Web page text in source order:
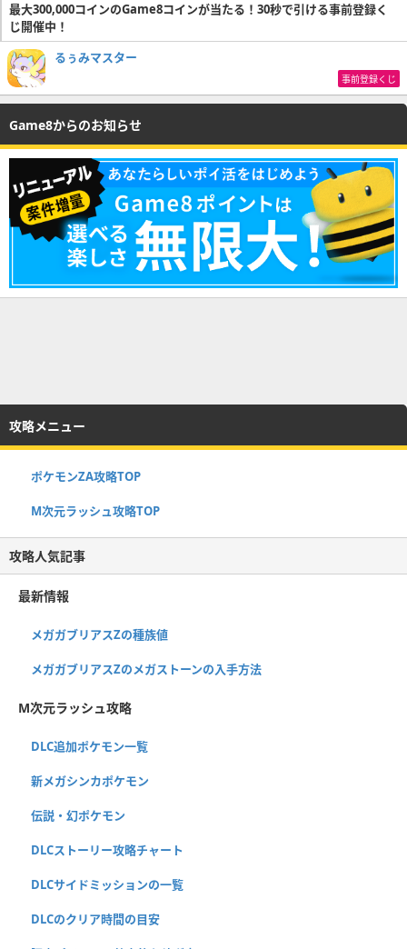
最大300,000コインのGame8コインが当たる！30秒で引ける事前登録く
じ開催中！
るぅみマスター
事前登録くじ
Game8からのお知らせ
攻略メニュー
ポケモンZA攻略TOP
M次元ラッシュ攻略TOP
攻略人気記事
最新情報
メガガブリアスZの種族値
メガガブリアスZのメガストーンの入手方法
M次元ラッシュ攻略
DLC追加ポケモン一覧
新メガシンカポケモン
伝説・幻ポケモン
DLCストーリー攻略チャート
DLCサイドミッションの一覧
DLCのクリア時間の目安